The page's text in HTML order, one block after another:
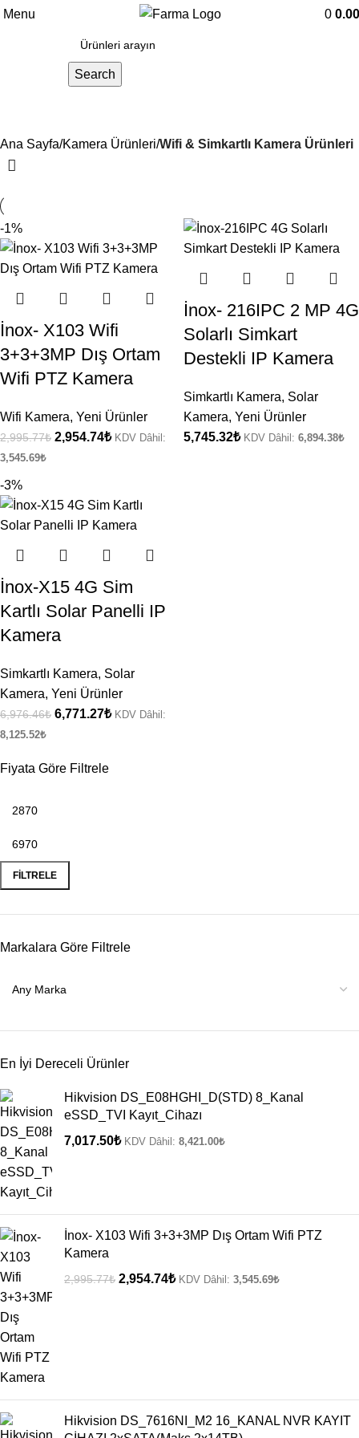
Menu 0 0.00
Search
Fiyata Göre Filtrele
FILTRELE
Markalara Göre Filtrele
En İyi Dereceli Ürünler
Hikvision DS_E08HGHI_D(STD) 8_Kanal
eSSD_TVI Kayıt_Cihazı
7,017.50₺ KDV Dâhil: 8,421.00₺
İnox- X103 Wifi 3+3+3MP Dış Ortam Wifi PTZ
Kamera
2,995.77₺ 2,954.74₺ KDV Dâhil: 3,545.69₺
Hikvision DS_7616NI_M2 16_KANAL NVR KAYIT
Ana Sayfa Kamera Ürünleri Wifi & Simkartlı Kamera Ürünleri
-1%
İnox- X103 Wifi
3+3+3MP Dış Ortam
Wifi PTZ Kamera
Wifi Kamera, Yeni Ürünler
2,995.77₺ 2,954.74₺ KDV Dâhil:
3,545.69₺
İnox- 216IPC 2 MP 4G
Solarlı Simkart
Destekli IP Kamera
Simkartlı Kamera, Solar
Kamera, Yeni Ürünler
5,745.32₺ KDV Dâhil: 6,894.38₺
-3%
İnox-X15 4G Sim
Kartlı Solar Panelli IP
Kamera
Simkartlı Kamera, Solar
Kamera, Yeni Ürünler
6,976.46₺ 6,771.27₺ KDV Dâhil:
8,125.52₺